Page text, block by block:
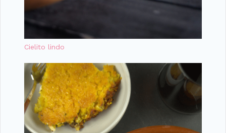
Cielito lindo